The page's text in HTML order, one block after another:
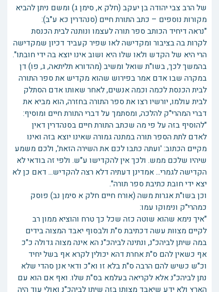
של הרב צבי יהודה בן יעקב (חלק א, סימן ג) ומשם ניתן להביא
מקורות נוספים – כתב התורת חיים (סנהדרין כא ע"ב):
"נראה דיחיד הכותב ספר תורה לעצמו ונותנה לבית הכנסת
לקרות בה בציבור ומקדישה לאו שפיר קעביד דכיון שמקדישה
הרי היא של הקדש ולאו שלו היא ושוב אינו יוצא בה ידי חובתו".
בהמשך לכך, בשו"ת שואל ומשיב (מהדורא תליתאה, ג, פו) דן
במקרה שבו אדם אמר בפירוש שהוא מקדיש את ספר התורה
לבית הכנסת לכמה וכמה אנשים, לאחר שאותו אדם הסתלק
לבית עולמו, יורשיו רצו את ספר התורה בחזרה, הוא מביא את
דברי המהרי"ק להלכה, ומסתמך על דברי התורת חיים ומוסיף:
"להוסיף בזה על פי מה שכתב התורת חיים בסנהדרין דאין
לאדם לתת הספר תורה במתנה גמורה שאינו יוצא בזה ואינו
מקיים הכתוב: 'ועתה כתבו לכם את השירה הזאת', ולכם משמע
שיהיו שלכם ממש. ולכך אין להקדישו ע"ש. ולפי זה בודאי לא
הקדישה לגמרי... אמדינן דעתיה דלא רצה להקדיש... דאם כן לא
יצא ידי חובת כתיבת ספר תורה".
וכן בשו"ת אגרות משה (אורח חיים חלק א סימן נב) פוסק
כמהרי"ק ונימוקו עמו:
"איך נימא שהוא שוטה כזה שכל כך טרח והוציא ממון רב
לקיים מצוות עשה דכתיבת ס"ת ולבסוף יאבד המצוה בידים
במה שיתן לביהכ"נ, ונתינה לביהכ"נ הא אינה מצוה גדולה כ"כ
אף כשאין להם ס"ת אחרת דהא יכולין לקרא אף בשל יחיד
וכ"ש כשיש להם הרבה ס"ת בלא זו וא"כ ודאי אנן סהדי שלא
נתן לביהכ"נ אלא לקריאה בעלמא בס"ת שלו. ואף אם הוא עם
הארץ ולא ידע שיאבד מצותו בזה שיתן לביהכ"נ ואולי עוד היה